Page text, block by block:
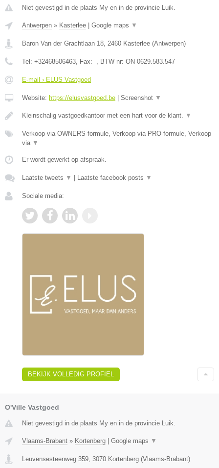
Niet gevestigd in de plaats My en in de provincie Luik.
Antwerpen » Kasterlee Google maps ▼
Baron Van der Grachtlaan 18, 2460 Kasterlee (Antwerpen)
Tel: +32468506463, Fax: -, BTW-nr: ON 0629.583.547
E-mail › ELUS Vastgoed
Website: https://elusvastgoed.be Screenshot ▼
Kleinschalig vastgoedkantoor met een hart voor de klant. ▼
Verkoop via OWNERS-formule, Verkoop via PRO-formule, Verkoop
via ▼
Er wordt gewerkt op afspraak.
Laatste tweets ▼ Laatste facebook posts ▼
Sociale media:
BEKIJK VOLLEDIG PROFIEL
O'Ville Vastgoed
Niet gevestigd in de plaats My en in de provincie Luik.
Vlaams-Brabant » Kortenberg Google maps ▼
Leuvensesteenweg 359, 3070 Kortenberg (Vlaams-Brabant)